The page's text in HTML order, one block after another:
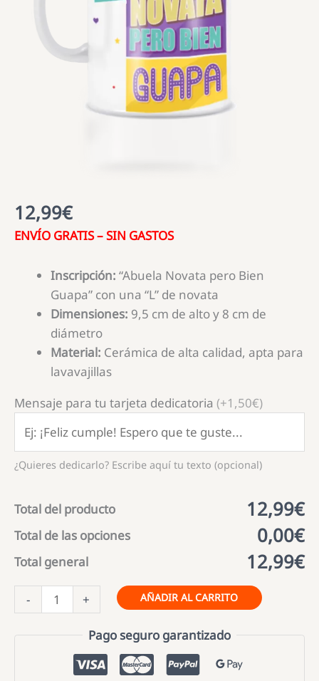
12,99€
ENVÍO GRATIS – SIN GASTOS
Inscripción: “Abuela Novata pero Bien
Guapa” con una “L” de novata
Dimensiones: 9,5 cm de alto y 8 cm de
diámetro
Material: Cerámica de alta calidad, apta para
lavavajillas
Mensaje para tu tarjeta dedicatoria (+1,50€)
¿Quieres dedicarlo? Escribe aquí tu texto (opcional)
Total del producto 12,99€
Total de las opciones 0,00€
Total general 12,99€
-
"Abuela
Novata
+ AÑADIR AL CARRITO
Pago seguro garantizado